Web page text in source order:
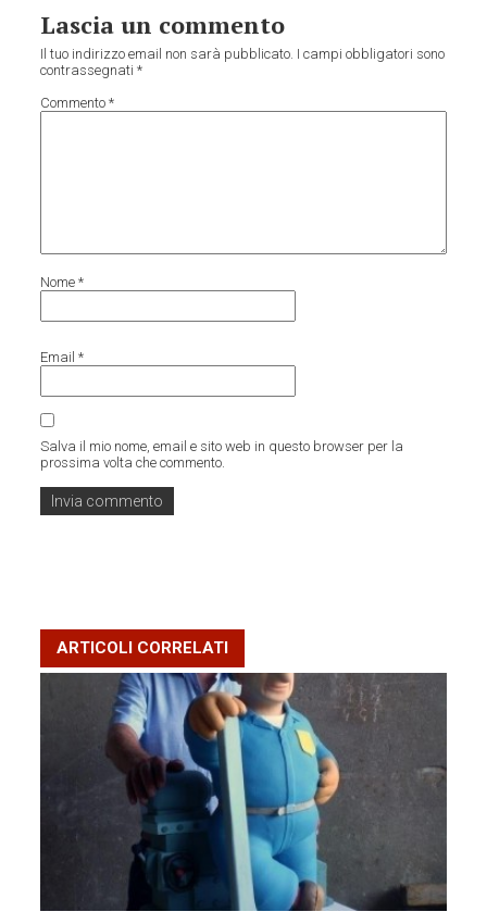
Lascia un commento
Il tuo indirizzo email non sarà pubblicato. I campi obbligatori sono
contrassegnati*
Commento*
Nome*
Email*
Salva il mio nome, email e sito web in questo browser per la
prossima volta che commento.
ARTICOLI CORRELATI